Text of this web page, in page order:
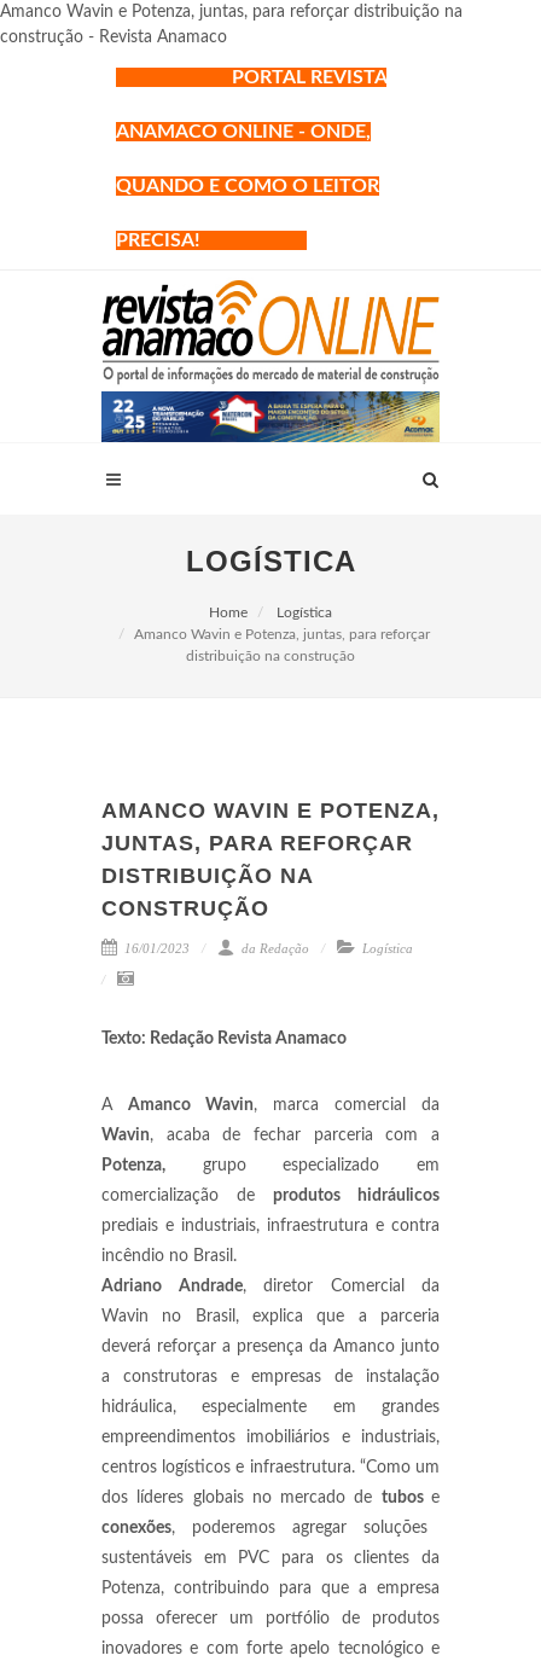
Amanco Wavin e Potenza, juntas, para reforçar distribuição na
construção - Revista Anamaco
PORTAL REVISTA
ANAMACO ONLINE - ONDE,
QUANDO E COMO O LEITOR
PRECISA!
LOGÍSTICA
Home
Logística
Amanco Wavin e Potenza, juntas, para reforçar
distribuição na construção
AMANCO WAVIN E POTENZA,
JUNTAS, PARA REFORÇAR
DISTRIBUIÇÃO NA
CONSTRUÇÃO
16/01/2023 da Redação Logística
Texto: Redação Revista Anamaco
A Amanco Wavin, marca comercial da
Wavin, acaba de fechar parceria com a
Potenza, grupo especializado em
comercialização de produtos hidráulicos
prediais e industriais, infraestrutura e contra
incêndio no Brasil.
Adriano Andrade, diretor Comercial da
Wavin no Brasil, explica que a parceria
deverá reforçar a presença da Amanco junto
a construtoras e empresas de instalação
hidráulica, especialmente em grandes
empreendimentos imobiliários e industriais,
centros logísticos e infraestrutura. “Como um
dos líderes globais no mercado de tubose
conexões, poderemos agregar soluções
sustentáveis em PVC para os clientes da
Potenza, contribuindo para que a empresa
possa oferecer um portfólio de produtos
inovadores e com forte apelo tecnológico e